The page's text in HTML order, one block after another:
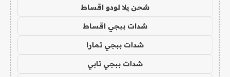
شحن يلا لودو اقساط
شدات ببجي اقساط
شدات ببجي تمارا
شدات ببجي تابي